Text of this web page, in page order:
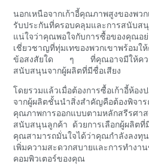
นอกเหนือจากเก้าอี้คุณภาพสูงของพวก
รับประกันที่ครอบคลุมและการสนับส
แน่ใจว่าคุณพอใจกับการซื้อขอ
เชี่ยวชาญที่ทุ่มเทของพวกเขาพร้อมใ
ข้อสงสัยใด ๆ ที่คุณอาจมีให้ควา
สนับสนุนจากผู้ผลิตที่มีชื่อเสียง
โดยรวมแล้วเมื่อต้องการซื้อเก้าอี้ห้อ
จากผู้ผลิตชั้นนำสิ่งสำคัญคือต้องพิจ
คุณภาพการออกแบบตามหลักสรีรศา
สนับสนุนลูกค้า ด้วยการเลือกผู้ผลิตที่
คุณสามารถมั่นใจได้ว่าคุณกำลังลงทุ
เพิ่มความสะดวกสบายและการทำงา
คอมพิวเตอร์ของคุณ